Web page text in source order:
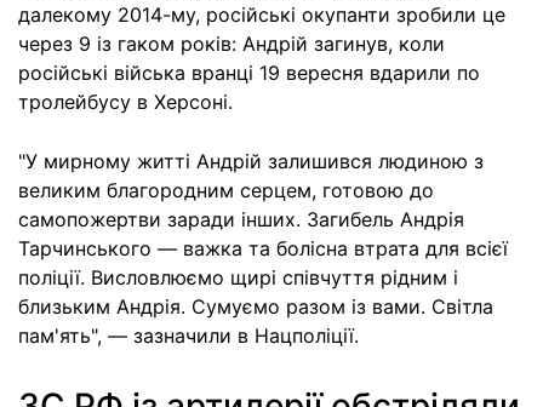
далекому 2014-му, російські окупанти зробили це
через 9 із гаком років: Андрій загинув, коли
російські війська вранці 19 вересня вдарили по
тролейбусу в Херсоні.
"У мирному житті Андрій залишився людиною з
великим благородним серцем, готовою до
самопожертви заради інших. Загибель Андрія
Тарчинського — важка та болісна втрата для всієї
поліції. Висловлюємо щирі співчуття рідним і
близьким Андрія. Сумуємо разом із вами. Світла
пам'ять", — зазначили в Нацполіції.